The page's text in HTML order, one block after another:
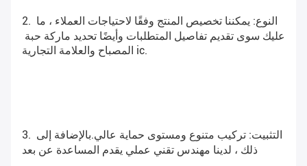
2. النوع
المصباح والعلامة التجارية ic.
3. التثبيت
ذلك ، لدينا مهندس تقني عملي يقدم المساعدة عن بعد